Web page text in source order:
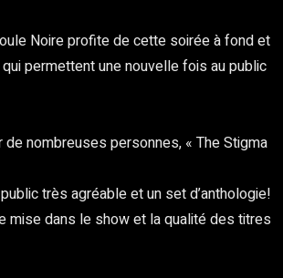
Noire profite de cette soirée à fond et
permettent une nouvelle fois au public
nombreuses personnes, « The Stigma
très agréable et un set d’anthologie!
mise dans le show et la qualité des titres